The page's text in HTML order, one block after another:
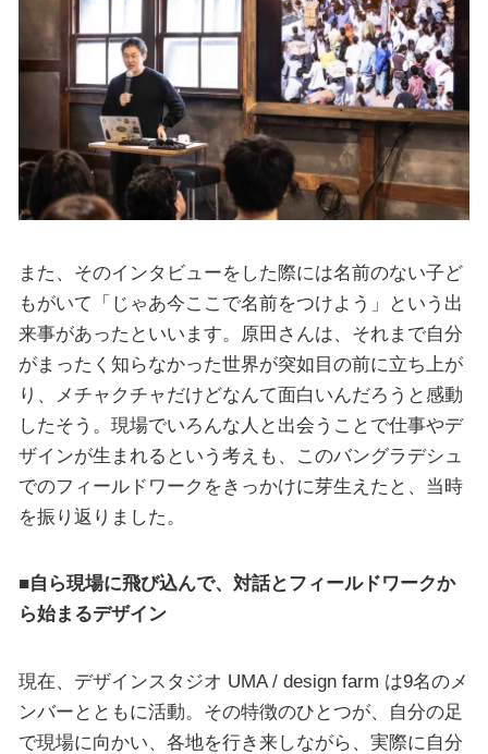
また、そのインタビューをした際には名前のない子ど
もがいて「じゃあ今ここで名前をつけよう」という出
来事があったといいます。原田さんは、それまで自分
がまったく知らなかった世界が突如目の前に立ち上が
り、メチャクチャだけどなんて面白いんだろうと感動
したそう。現場でいろんな人と出会うことで仕事やデ
ザインが生まれるという考えも、このバングラデシュ
でのフィールドワークをきっかけに芽生えたと、当時
を振り返りました。
■自ら現場に飛び込んで、対話とフィールドワークか
ら始まるデザイン
現在、デザインスタジオ UMA / design farm は9名のメ
ンバーとともに活動。その特徴のひとつが、自分の足
で現場に向かい、各地を行き来しながら、実際に自分